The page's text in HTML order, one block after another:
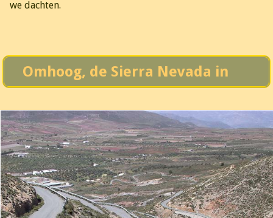
we dachten.
Omhoog, de Sierra Nevada in